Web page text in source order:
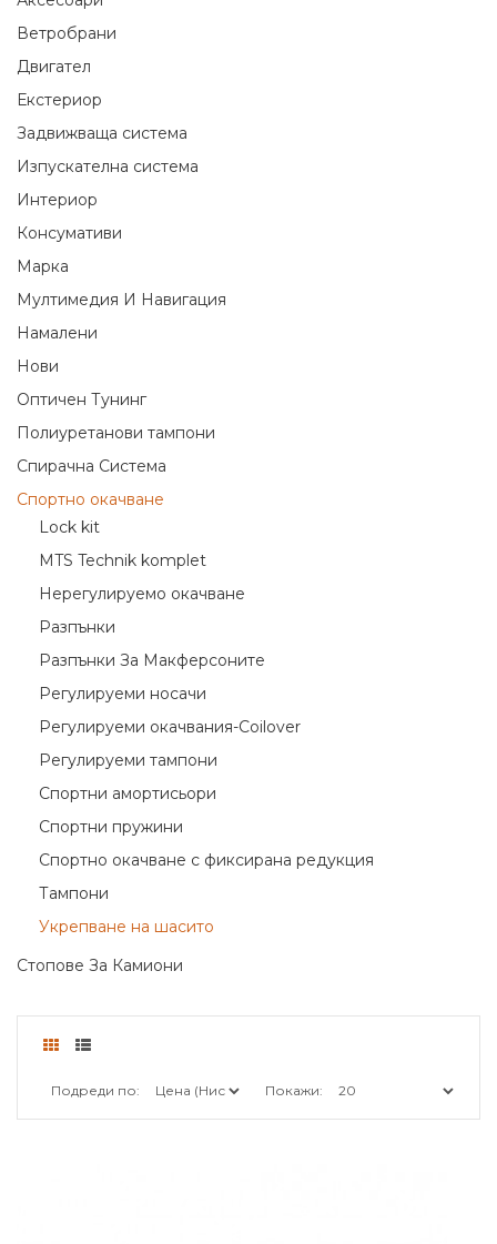
Ветробрани
Двигател
Екстериор
Задвижваща система
Изпускателна система
Интериор
Консумативи
Марка
Мултимедия И Навигация
Намалени
Нови
Оптичен Тунинг
Полиуретанови тампони
Спирачна Система
Спортно окачване
Lock kit
MTS Technik komplet
Нерегулируемо окачване
Разпънки
Разпънки За Макферсоните
Регулируеми носачи
Регулируеми окачвания-Coilover
Регулируеми тампони
Спортни амортисьори
Спортни пружини
Спортно окачване с фиксирана редукция
Тампони
Укрепване на шасито
Стопове За Камиони
Подреди по: Покажи: